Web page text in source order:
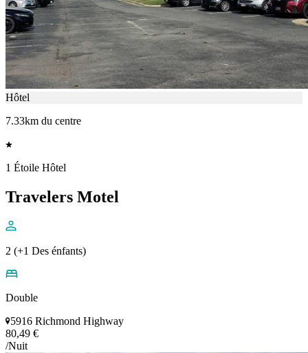
Hôtel
7.33km du centre
1 Étoile Hôtel
Travelers Motel
2 (+1 Des énfants)
Double
5916 Richmond Highway
80,49 €
/Nuit